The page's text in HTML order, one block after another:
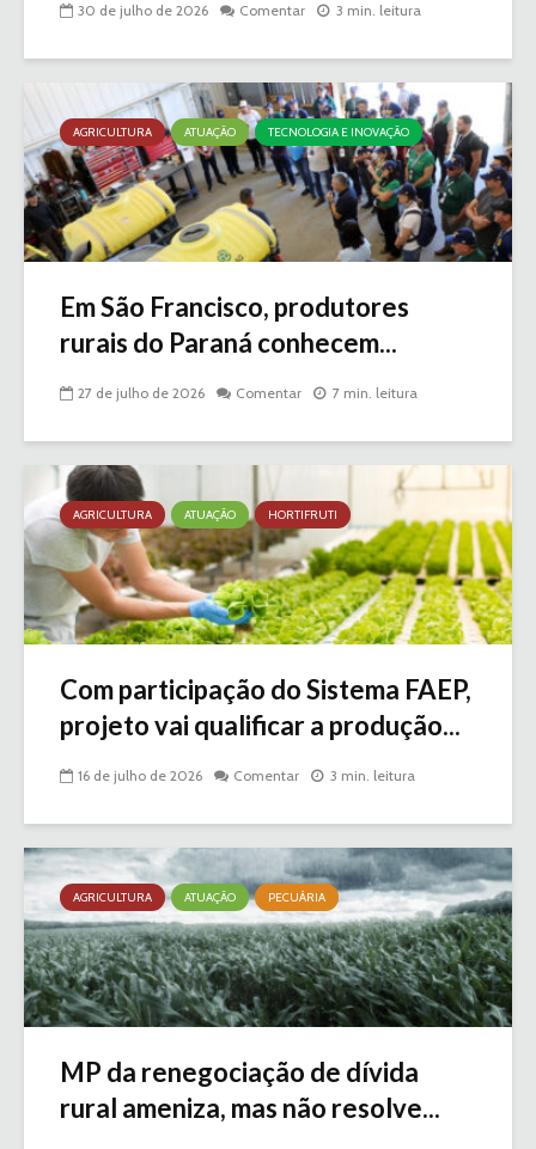
30 de julho de 2026 Comentar 3 min. leitura
AGRICULTURA ATUAÇÃO TECNOLOGIA E INOVAÇÃO
Em São Francisco, produtores
rurais do Paraná conhecem...
27 de julho de 2026 Comentar 7 min. leitura
AGRICULTURA ATUAÇÃO HORTIFRUTI
Com participação do Sistema FAEP,
projeto vai qualificar a produção...
16 de julho de 2026 Comentar 3 min. leitura
AGRICULTURA ATUAÇÃO PECUÁRIA
MP da renegociação de dívida
rural ameniza, mas não resolve...